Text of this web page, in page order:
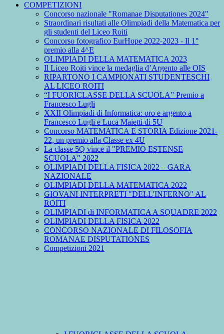
COMPETIZIONI
Concorso nazionale "Romanae Disputationes 2024"
Straordinari risultati alle Olimpiadi della Matematica per
gli studenti del Liceo Roiti
Concorso fotografico EurHope 2022-2023 - Il 1°
premio alla 4^E
OLIMPIADI DELLA MATEMATICA 2023
Il Liceo Roiti vince la medaglia d’Argento alle OIS
RIPARTONO I CAMPIONATI STUDENTESCHI
AL LICEO ROITI
“I FUORICLASSE DELLA SCUOLA” Premio a
Francesco Lugli
XXII Olimpiadi di Informatica: oro e argento a
Francesco Lugli e Luca Maietti di 5U
Concorso MATEMATICA E STORIA Edizione 2021-
22, un premio alla Classe ex 4U
La classe 5Q vince il "PREMIO ESTENSE
SCUOLA" 2022
OLIMPIADI DELLA FISICA 2022 – GARA
NAZIONALE
OLIMPIADI DELLA MATEMATICA 2022
GIOVANI INTERPRETI "DELL'INFERNO" AL
ROITI
OLIMPIADI di INFORMATICA A SQUADRE 2022
OLIMPIADI DELLA FISICA 2022
CONCORSO NAZIONALE DI FILOSOFIA
ROMANAE DISPUTATIONES
Competizioni 2021